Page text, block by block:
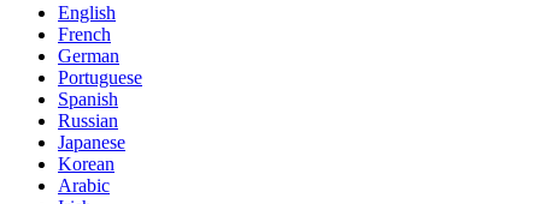
English
French
German
Portuguese
Spanish
Russian
Japanese
Korean
Arabic